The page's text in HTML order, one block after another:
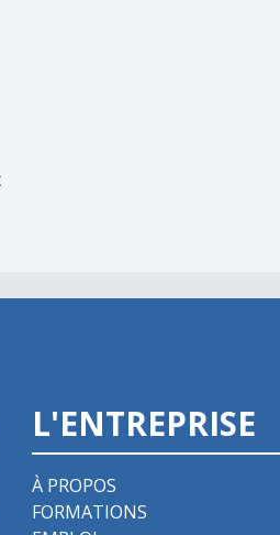
Jazz
L'ENTREPRISE
À PROPOS
FORMATIONS